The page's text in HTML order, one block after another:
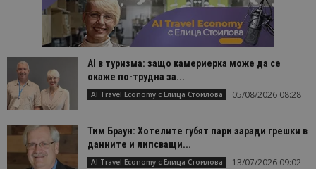
AI в туризма: защо камериерка може да се
окаже по-трудна за...
AI Travel Economy с Елица Стоилова 05/08/2026 08:28
Тим Браун: Хотелите губят пари заради грешки в
данните и липсващи...
AI Travel Economy с Елица Стоилова 13/07/2026 09:02